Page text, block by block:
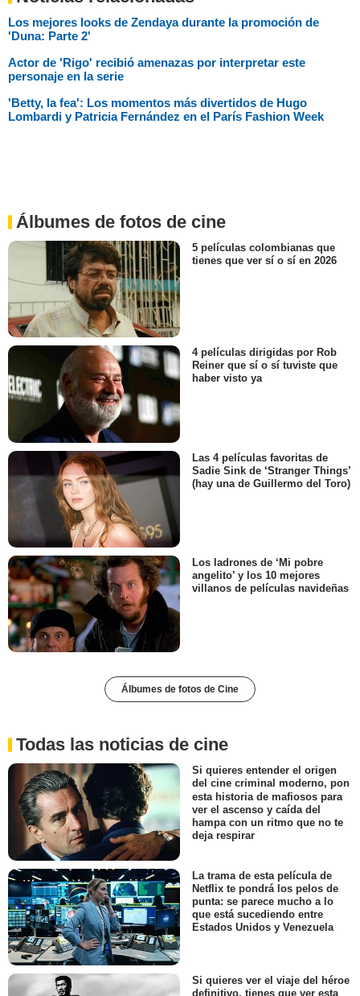
Los mejores looks de Zendaya durante la promoción de
'Duna: Parte 2'
Actor de 'Rigo' recibió amenazas por interpretar este
personaje en la serie
'Betty, la fea': Los momentos más divertidos de Hugo
Lombardi y Patricia Fernández en el París Fashion Week
Álbumes de fotos de cine
5 películas colombianas que
tienes que ver sí o sí en 2026
4 películas dirigidas por Rob
Reiner que sí o sí tuviste que
haber visto ya
Las 4 películas favoritas de
Sadie Sink de ‘Stranger Things’
(hay una de Guillermo del Toro)
Los ladrones de ‘Mi pobre
angelito’ y los 10 mejores
villanos de películas navideñas
Álbumes de fotos de Cine
Todas las noticias de cine
Si quieres entender el origen
del cine criminal moderno, pon
esta historia de mafiosos para
ver el ascenso y caída del
hampa con un ritmo que no te
deja respirar
La trama de esta película de
Netflix te pondrá los pelos de
punta: se parece mucho a lo
que está sucediendo entre
Estados Unidos y Venezuela
Si quieres ver el viaje del héroe
definitivo, tienes que ver esta